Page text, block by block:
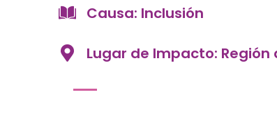
Causa: Inclusión
Lugar de Impacto: